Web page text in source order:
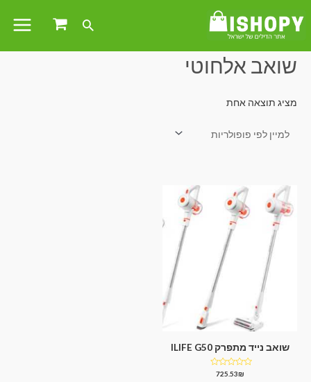
עמוד הבית/ מוצרים המתויגים “שואב אלחוטי”
שואב אלחוטי
מציג תוצאה אחת
שואב נייד מתפרק ILIFE G50
דורג725.53₪